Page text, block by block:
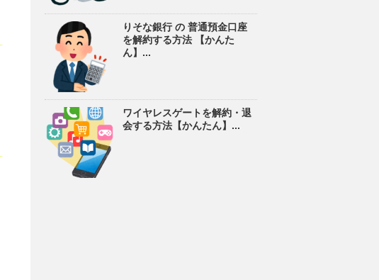
りそな銀行 の 普通預金口座
を解約する方法 【かんた
ん】...
ワイヤレスゲートを解約・退
会する方法【かんたん】...